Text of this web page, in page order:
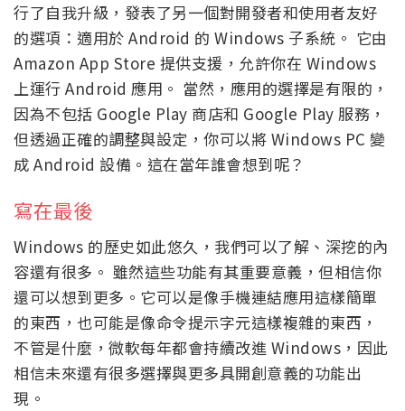
行了自我升級，發表了另一個對開發者和使用者友好
的選項：適用於 Android 的 Windows 子系統。 它由
Amazon App Store 提供支援，允許你在 Windows
上運行 Android 應用。 當然，應用的選擇是有限的，
因為不包括 Google Play 商店和 Google Play 服務，
但透過正確的調整與設定，你可以將 Windows PC 變
成 Android 設備。這在當年誰會想到呢？
寫在最後
Windows 的歷史如此悠久，我們可以了解、深挖的內
容還有很多。 雖然這些功能有其重要意義，但相信你
還可以想到更多。它可以是像手機連結應用這樣簡單
的東西，也可能是像命令提示字元這樣複雜的東西，
不管是什麼，微軟每年都會持續改進 Windows，因此
相信未來還有很多選擇與更多具開創意義的功能出
現。